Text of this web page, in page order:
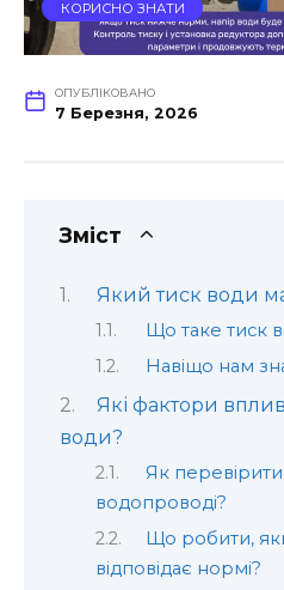
КОРИСНО ЗНАТИ
ОПУБЛІКОВАНО
7 Березня, 2026
Зміст
Який тиск води
Що таке тиск
Навіщо нам
Які фактори
води?
Як перевірити
водопроводі?
Що робити,
відповідає нормі?